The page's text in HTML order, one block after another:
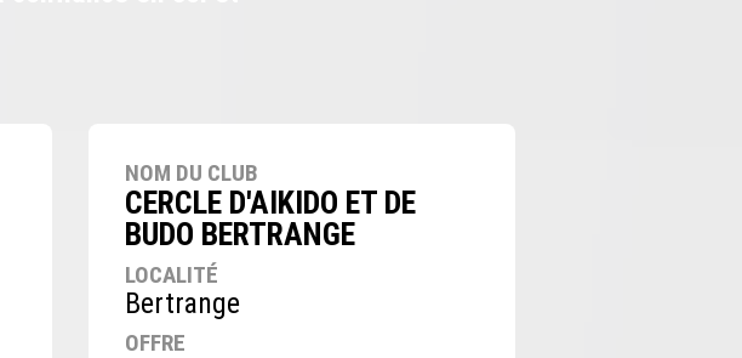
NOM DU CLUB
CERCLE D'AIKIDO ET DE
BUDO BERTRANGE
LOCALITÉ
Bertrange
OFFRE